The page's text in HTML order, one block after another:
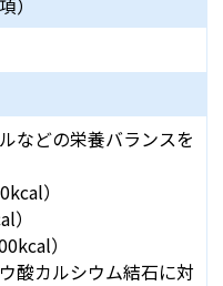
などの栄養バランスを
）
）
酸カルシウム結石に対